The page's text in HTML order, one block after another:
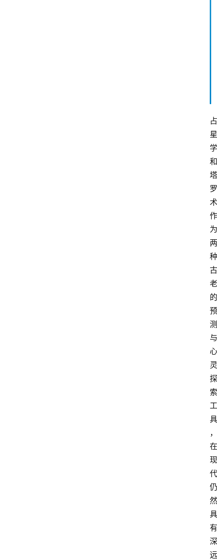
占
星
学
和
塔
罗
术
作
为
两
种
古
老
的
预
测
与
心
灵
探
索
工
具
，
在
现
代
仍
然
具
有
深
远